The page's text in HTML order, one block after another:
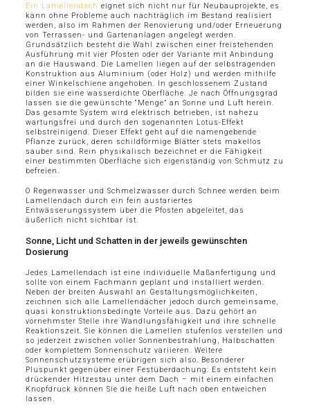
Ein Lamellendach eignet sich nicht nur für Neubauprojekte, es
kann ohne Probleme auch nachträglich im Bestand realisiert
werden, also im Rahmen der Renovierung und/oder Erneuerung
von Terrassen- und Gartenanlagen angelegt werden.
Grundsätzlich besteht die Wahl zwischen einer freistehenden
Ausführung mit vier Pfosten oder der Variante mit Anbindung
an die Hauswand. Die Lamellen liegen auf der selbstragenden
Konstruktion aus Aluminium (oder Holz) und werden mithilfe
einer Winkelschiene angehoben. In geschlossenem Zustand
bilden sie eine wasserdichte Oberfläche. Je nach Öffnungsgrad
lassen sie die gewünschte “Menge” an Sonne und Luft herein.
Das gesamte System wird elektrisch betrieben, ist nahezu
wartungsfrei und durch den sogenannten Lotus-Effekt
selbstreinigend. Dieser Effekt geht auf die namengebende
Pflanze zurück, deren schildförmige Blätter stets makellos
sauber sind. Rein physikalisch bezeichnet er die Fähigkeit
einer bestimmten Oberfläche sich eigenständig von Schmutz zu
befreien.
O Regenwasser und Schmelzwasser durch Schnee werden beim
Lamellendach durch ein fein austariertes
Entwässerungssystem über die Pfosten abgeleitet, das
äußerlich nicht sichtbar ist.
Sonne, Licht und Schatten in der jeweils gewünschten
Dosierung
Jedes Lamellendach ist eine individuelle Maßanfertigung und
sollte von einem Fachmann geplant und installiert werden.
Neben der breiten Auswahl an Gestaltungsmöglichkeiten,
zeichnen sich alle Lamellendächer jedoch durch gemeinsame,
quasi konstruktionsbedingte Vorteile aus. Dazu gehört an
vornehmster Stelle ihre Wandlungsfähigkeit und ihre schnelle
Reaktionszeit. Sie können die Lamellen stufenlos verstellen und
so jederzeit zwischen voller Sonnenbestrahlung, Halbschatten
oder komplettem Sonnenschutz variieren. Weitere
Sonnenschutzsysteme erübrigen sich also. Besonderer
Pluspunkt gegenüber einer Festüberdachung: Es entsteht kein
drückender Hitzestau unter dem Dach – mit einem einfachen
Knopfdruck können Sie die heiße Luft nach oben entweichen
lassen.